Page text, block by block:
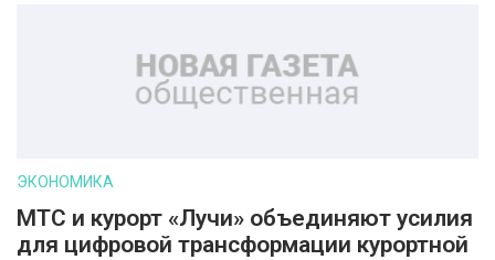
ЭКОНОМИКА
МТС и курорт «Лучи» объединяют усилия
для цифровой трансформации курортной